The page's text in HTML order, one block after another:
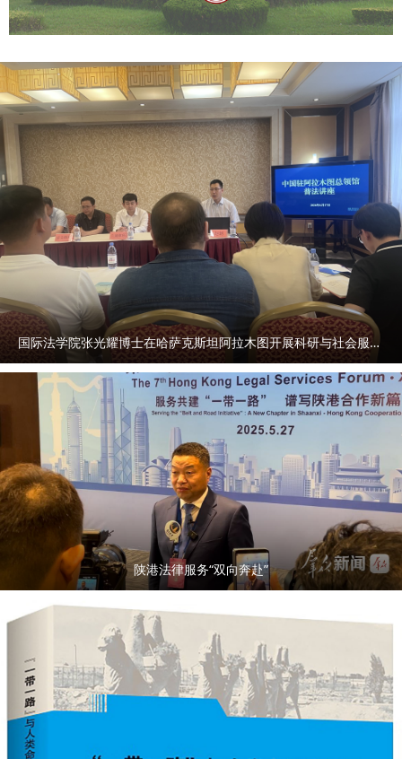
国际法学院张光耀博士在哈萨克斯坦阿拉木图开展科研与社会服务活动
陕港法律服务“双向奔赴”